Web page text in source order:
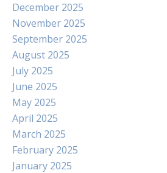
December 2025
November 2025
September 2025
August 2025
July 2025
June 2025
May 2025
April 2025
March 2025
February 2025
January 2025